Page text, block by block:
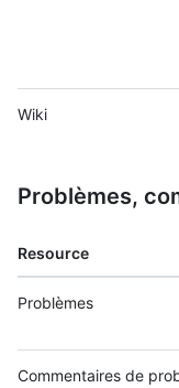
Wiki
Problèmes,
Resource
Problèmes
Commentaires de